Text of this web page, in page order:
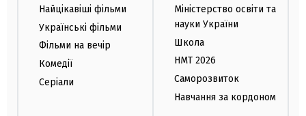
Найцікавіші фільми
Українські фільми
Фільми на вечір
Комедії
Серіали
Міністерство освіти та
науки України
Школа
НМТ 2026
Саморозвиток
Навчання за кордоном